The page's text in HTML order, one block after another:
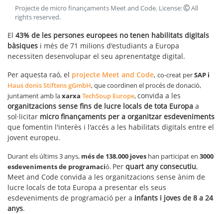
Projecte de micro finançaments Meet and Code. License:
All
rights reserved.
El 43% de les persones europees no tenen habilitats digitals
bàsiques i més de 71 milions d'estudiants a Europa
necessiten desenvolupar el seu aprenentatge digital.
Per aquesta raó, el projecte Meet and Code, co-creat perSAP i
Haus donis Stiftens gGmbH, que coordinen el procés de donació,
juntament amb laxarxa TechSoup Europe,convida a les
organitzacions sense fins de lucre locals de tota Europa a
sol·licitar micro finançaments per a organitzar esdeveniments
que fomentin l'interès i l'accés a les habilitats digitals entre el
jovent europeu.
Durant els últims 3 anys, més de 138.000 joves han participat en 3000
esdeveniments de programació. Per quart any consecutiu,
Meet and Code convida a les organitzacions sense ànim de
lucre locals de tota Europa a presentar els seus
esdeveniments de programació per a infants i joves de 8 a 24
anys.